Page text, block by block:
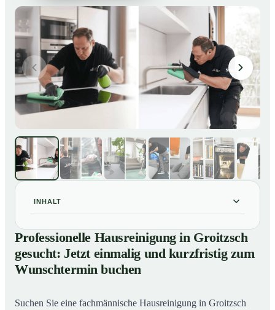
INHALT
01 Professionelle Hausreinigung in Groitzsch gesucht:
Jetzt einmalig und kurzfristig zum Wunschtermin
buchen
02So läuft eine professionelle Hausreinigung in Groitzsch
Professionelle Hausreinigung in Groitzsch
gesucht: Jetzt einmalig und kurzfristig zum
Wunschtermin buchen
Suchen Sie eine fachmännische Hausreinigung in Groitzsch